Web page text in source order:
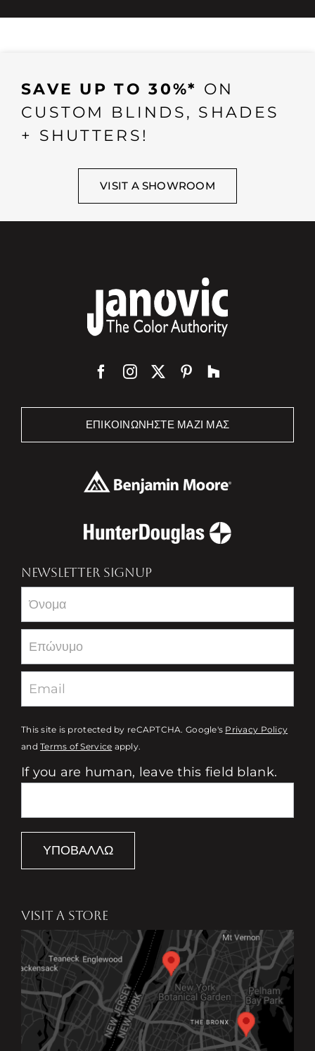
SAVE UP TO 30%* ON
CUSTOM BLINDS, SHADES
+ SHUTTERS!
VISIT A SHOWROOM
ΕΠΙΚΟΙΝΩΝΉΣΤΕ ΜΑΖΊ ΜΑΣ
NEWSLETTER SIGNUP
Newsletter
This site is protected by reCAPTCHA. Google's Privacy Policy
andTerms of Service apply.
If you are human, leave this field blank.
ΥΠΟΒΆΛΛΩ
VISIT A STORE